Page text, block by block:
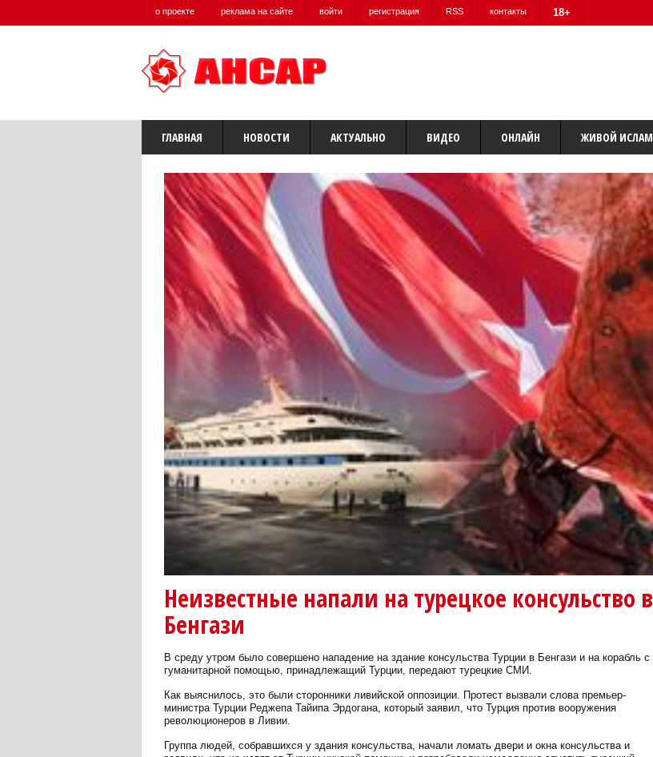
о проекте реклама на сайте войти регистрация RSS контакты 18+
ГЛАВНАЯ НОВОСТИ АКТУАЛЬНО ВИДЕО ОНЛАЙН ЖИВОЙ ИСЛАМ
Неизвестные напали на турецкое консульство в
Бенгази
В среду утром было совершено нападение на здание консульства Турции в Бенгази и на корабль с
гуманитарной помощью, принадлежащий Турции, передают турецкие СМИ.
Как выяснилось, это были сторонники ливийской оппозиции. Протест вызвали слова премьер-
министра Турции Реджепа Тайипа Эрдогана, который заявил, что Турция против вооружения
революционеров в Ливии.
Группа людей, собравшихся у здания консульства, начали ломать двери и окна консульства и